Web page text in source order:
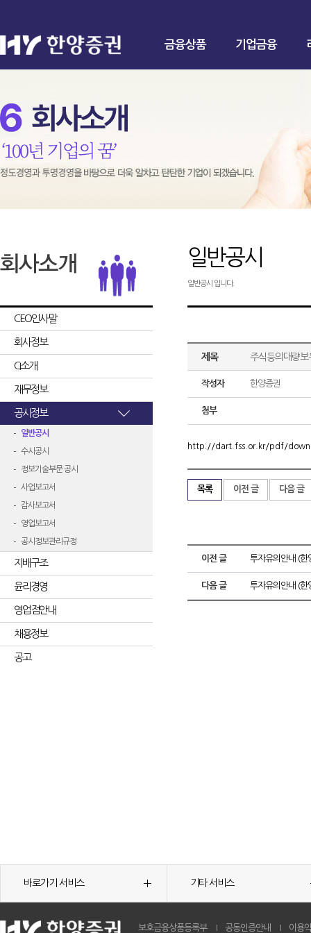
금융상품 기업금융
CEO인사말
회사정보
CI소개
재무정보
공시정보
일반공시
수시공시
정보기술부문 공시
사업보고서
감사보고서
영업보고서
공시정보관리규정
지배구조
윤리경영
영업점안내
채용정보
공고
일반공시
일반공시 입니다.
제목 주식등의대량보
작성자 한양증권
첨부
http://dart.fss.or.kr/pdf/
목록 이전 글 다음 글
이전 글 투자유의안내 (한
다음 글 투자유의안내 (한
바로가기 서비스 기타 서비스
보호금융상품등록부 공동인증안내 이용